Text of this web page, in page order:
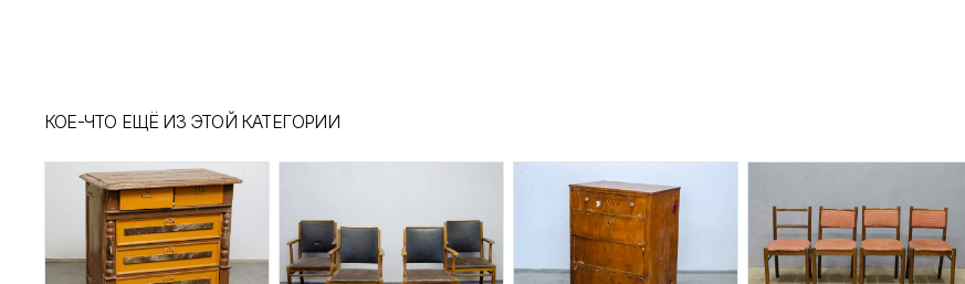
КОЕ-ЧТО ЕЩЁ ИЗ ЭТОЙ КАТЕГОРИИ